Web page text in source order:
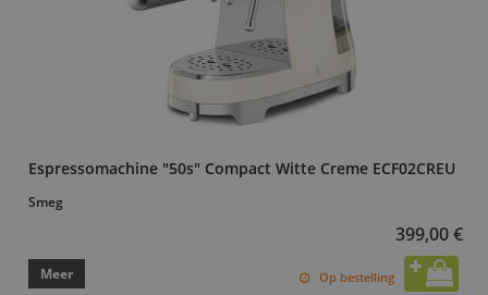
Espressomachine "50s" Compact Witte Creme ECF02CREU
Smeg
399,00 €
Meer Op bestelling